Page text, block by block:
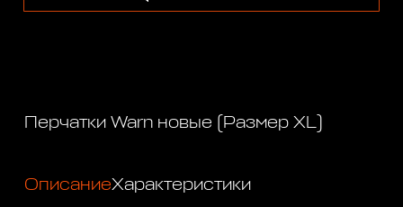
Перчатки Warn новые (Размер XL)
ОписаниеХарактеристики